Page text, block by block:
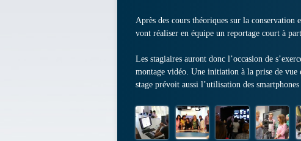
Après des cours théoriques sur la conservation
vont réaliser en équipe un reportage court à
Les stagiaires auront donc l’occasion de
montage vidéo. Une initiation à la prise de vue
stage prévoit aussi l’utilisation des